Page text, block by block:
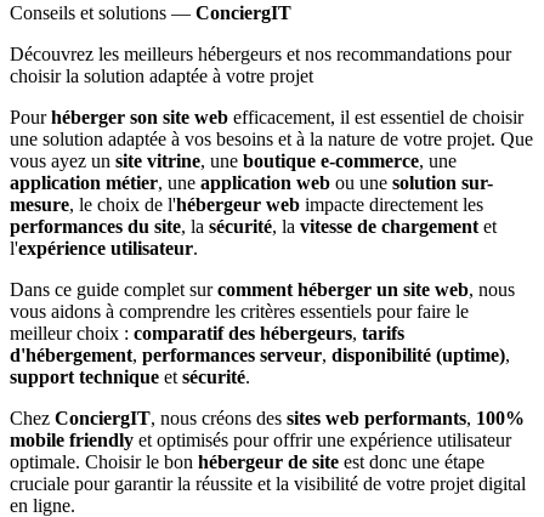
Conseils et solutions — ConciergIT
Découvrez les meilleurs hébergeurs et nos recommandations pour
choisir la solution adaptée à votre projet
Pourhéberger son site web efficacement, il est essentiel de choisir
une solution adaptée à vos besoins et à la nature de votre projet. Que
vous ayez un site vitrine, une boutique e-commerce, une
application métier, une application web ou une solution sur-
mesure, le choix de l'hébergeur web impacte directement les
performances du site, la sécurité, la vitesse de chargement et
l'expérience utilisateur.
Dans ce guide complet surcomment héberger un site web, nous
vous aidons à comprendre les critères essentiels pour faire le
meilleur choix : comparatif des hébergeurs, tarifs
d'hébergement, performances serveur, disponibilité (uptime),
support technique et sécurité.
Chez ConciergIT, nous créons des sites web performants, 100%
mobile friendly et optimisés pour offrir une expérience utilisateur
optimale. Choisir le bon hébergeur de site est donc une étape
cruciale pour garantir la réussite et la visibilité de votre projet digital
en ligne.